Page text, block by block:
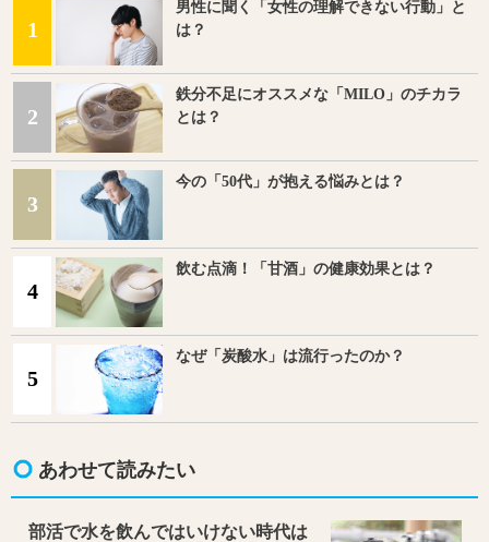
1
男性に聞く「女性の理解できない行動」と
は？
2
鉄分不足にオススメな「MILO」のチカラ
とは？
3
今の「50代」が抱える悩みとは？
4
飲む点滴！「甘酒」の健康効果とは？
5
なぜ「炭酸水」は流行ったのか？
あわせて読みたい
部活で水を飲んではいけない時代は